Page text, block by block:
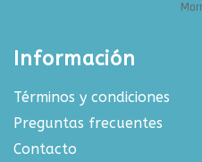
Información
Términos y condiciones
Preguntas frecuentes
Contacto